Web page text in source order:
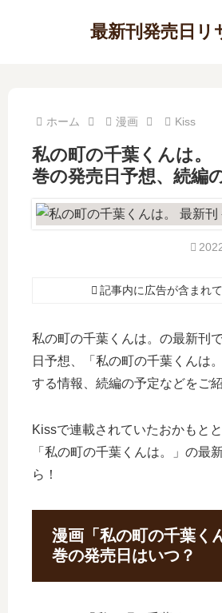
最新刊発売日リ
ホーム 漫画 Kiss
私の町の千葉くんは。
巻の発売日予想、続編
記事内に広告が含まれて
私の町の千葉くんは。の最新刊
日予想、「私の町の千葉くんは
する情報、続編の予定などをご紹
Kissで連載されていたおかもと
「私の町の千葉くんは。」の最
ら！
漫画「私の町の千葉く
巻の発売日はいつ？